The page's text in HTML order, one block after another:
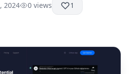
2024 0 views 1